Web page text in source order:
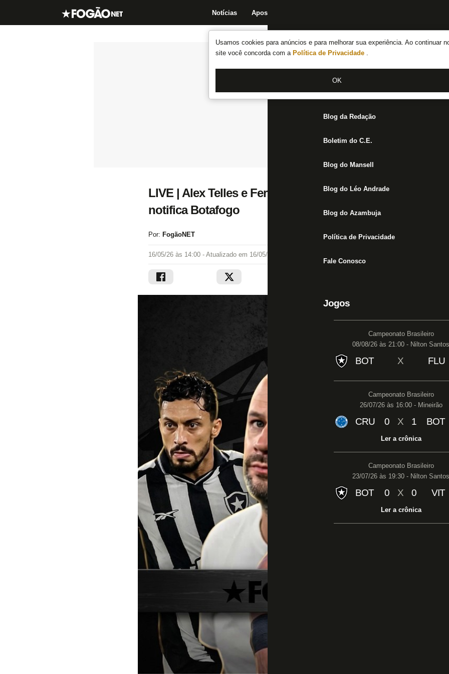
Usamos cookies para anúncios e para melhorar sua experiência. Ao continuar
site você concorda com a Política de Privacidade .
OK
Notícias Apostas
Notícias do Botafogo
Fórum
Jogos
Blog da Redação
Boletim do C.E.
Blog do Mansell
Blog do Léo Andrade
Blog do Azambuja
Política de Privacidade
Fale Conosco
Jogos
Campeonato Brasileiro
08/08/26 às 21:00 - Nilton Santos
BOT X FLU
Campeonato Brasileiro
26/07/26 às 16:00 - Mineirão
CRU 0 X 1 BOT
Ler a crônica
Campeonato Brasileiro
23/07/26 às 19:30 - Nilton Santos
BOT 0 X 0 VIT
Ler a crônica
LIVE | Alex Telles e Ferraresi devem voltar ao time titular;
notifica Botafogo
Por: FogãoNET
16/05/26 às 14:00 - Atualizado em 16/05/26 às 14:00